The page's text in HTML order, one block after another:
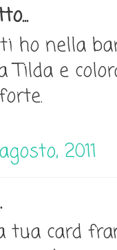
ho nella
Tilda e
2011
tua card